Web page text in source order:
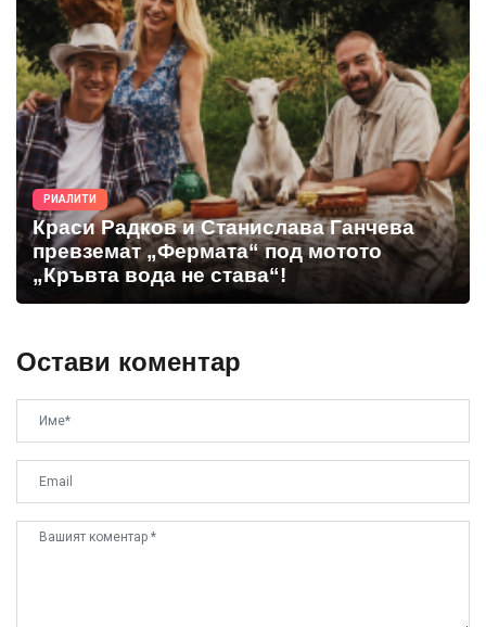
РИАЛИТИ
Краси Радков и Станислава Ганчева
превземат „Фермата“ под мотото
„Кръвта вода не става“!
Остави коментар